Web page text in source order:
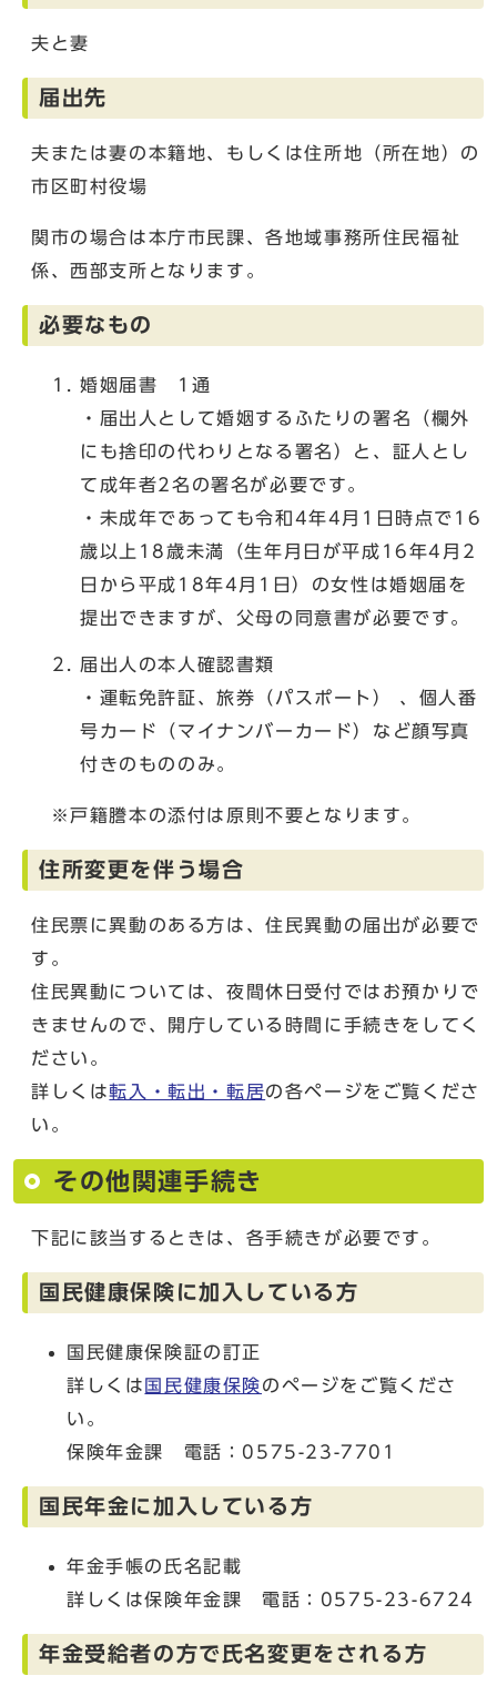
夫と妻
届出先
夫または妻の本籍地、もしくは住所地（所在地）の
市区町村役場
関市の場合は本庁市民課、各地域事務所住民福祉
係、西部支所となります。
必要なもの
婚姻届書 1通
・届出人として婚姻するふたりの署名（欄外
にも捨印の代わりとなる署名）と、証人とし
て成年者2名の署名が必要です。
・未成年であっても令和4年4月1日時点で16
歳以上18歳未満（生年月日が平成16年4月2
日から平成18年4月1日）の女性は婚姻届を
提出できますが、父母の同意書が必要です。
届出人の本人確認書類
・運転免許証、旅券（パスポート） 、個人番
号カード（マイナンバーカード）など顔写真
付きのもののみ。
※戸籍謄本の添付は原則不要となります。
住所変更を伴う場合
住民票に異動のある方は、住民異動の届出が必要で
す。
住民異動については、夜間休日受付ではお預かりで
きませんので、開庁している時間に手続きをしてく
ださい。
詳しくは転入・転出・転居の各ページをご覧くださ
い。
その他関連手続き
下記に該当するときは、各手続きが必要です。
国民健康保険に加入している方
国民健康保険証の訂正
詳しくは国民健康保険のページをご覧くださ
い。
保険年金課 電話：0575-23-7701
国民年金に加入している方
年金手帳の氏名記載
詳しくは保険年金課 電話：0575-23-6724
年金受給者の方で氏名変更をされる方